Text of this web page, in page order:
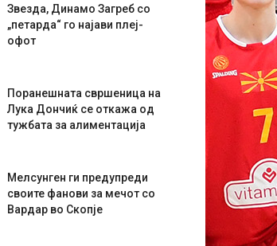
Звезда, Динамо Загреб со
„петарда“ го најави плеј-
офот
Поранешната свршеница на
Лука Дончиќ се откажа од
тужбата за алиментација
Мелсунген ги предупреди
своите фанови за мечот со
Вардар во Скопје